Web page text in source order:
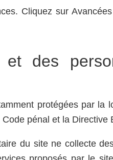
Cliquez sur
et des
protégées par la
pénal et la
du site ne collecte